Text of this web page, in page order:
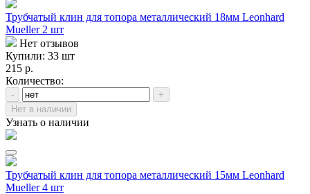
Трубчатый клин для топора металлический 18мм Leonhard
Mueller 2 шт
Нет отзывов
Купили: 33 шт
215 р.
Количество:
-
+
Нет в наличии
Узнать о наличии
Трубчатый клин для топора металлический 15мм Leonhard
Mueller 4 шт